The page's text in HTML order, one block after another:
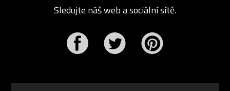
Sledujte náš web a sociální sítě.